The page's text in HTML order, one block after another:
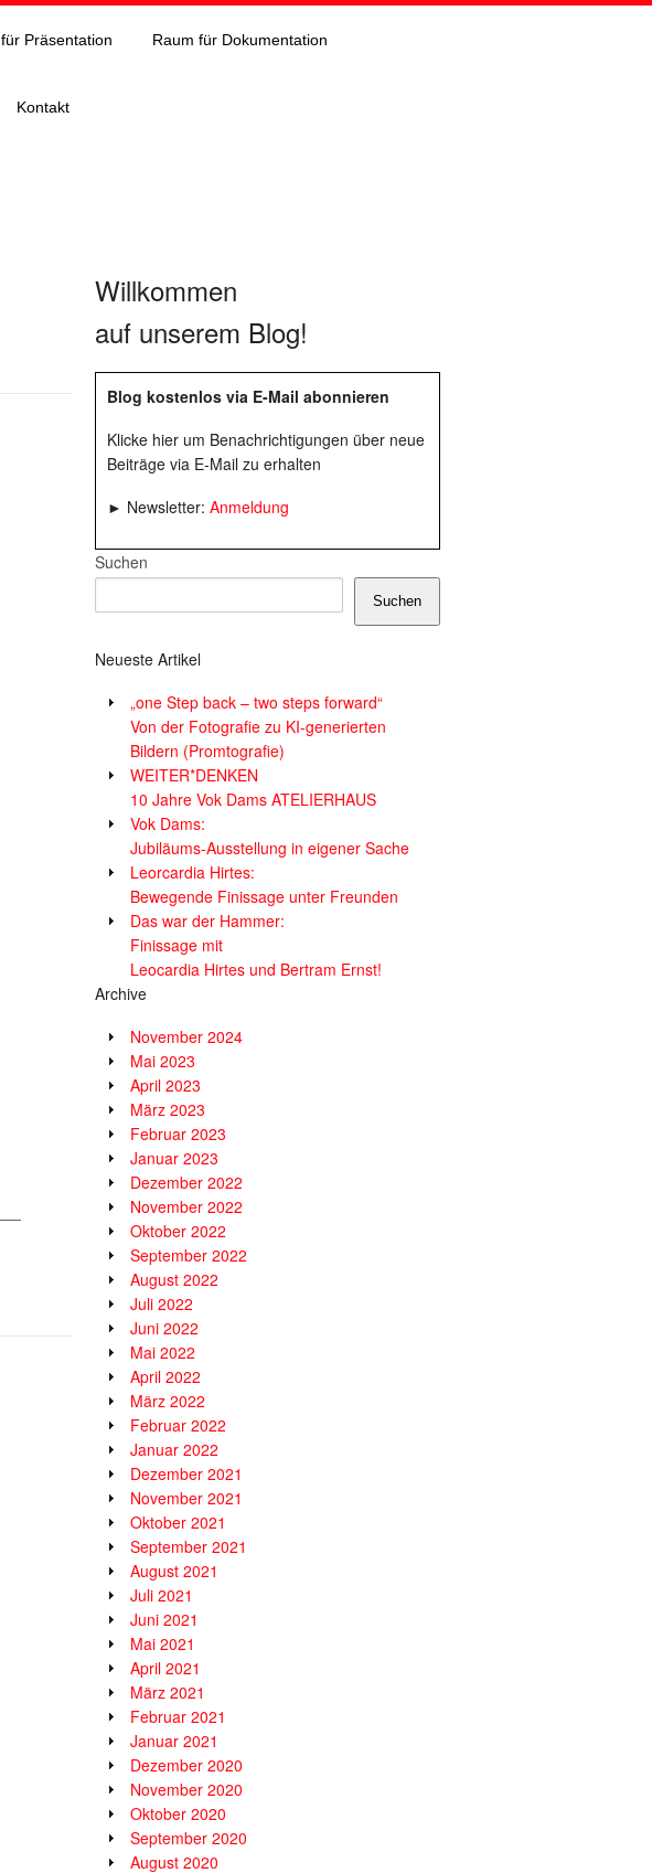
Präsentation Raum für Dokumentation
Kontakt
Willkommen
auf unserem Blog!
Blog kostenlos via E-Mail abonnieren
Klicke hier um Benachrichtigungen über neue
Beiträge via E-Mail zu erhalten
► Newsletter: Anmeldung
Suchen
Suchen
Neueste Artikel
„one Step back – two steps forward“
Von der Fotografie zu KI-generierten
Bildern (Promtografie)
WEITER*DENKEN
10 Jahre Vok Dams ATELIERHAUS
Vok Dams:
Jubiläums-Ausstellung in eigener Sache
Leorcardia Hirtes:
Bewegende Finissage unter Freunden
Das war der Hammer:
Finissage mit
Leocardia Hirtes und Bertram Ernst!
Archive
November 2024
Mai 2023
April 2023
März 2023
Februar 2023
Januar 2023
Dezember 2022
November 2022
Oktober 2022
September 2022
August 2022
Juli 2022
Juni 2022
Mai 2022
April 2022
März 2022
Februar 2022
Januar 2022
Dezember 2021
November 2021
Oktober 2021
September 2021
August 2021
Juli 2021
Juni 2021
Mai 2021
April 2021
März 2021
Februar 2021
Januar 2021
Dezember 2020
November 2020
Oktober 2020
September 2020
August 2020